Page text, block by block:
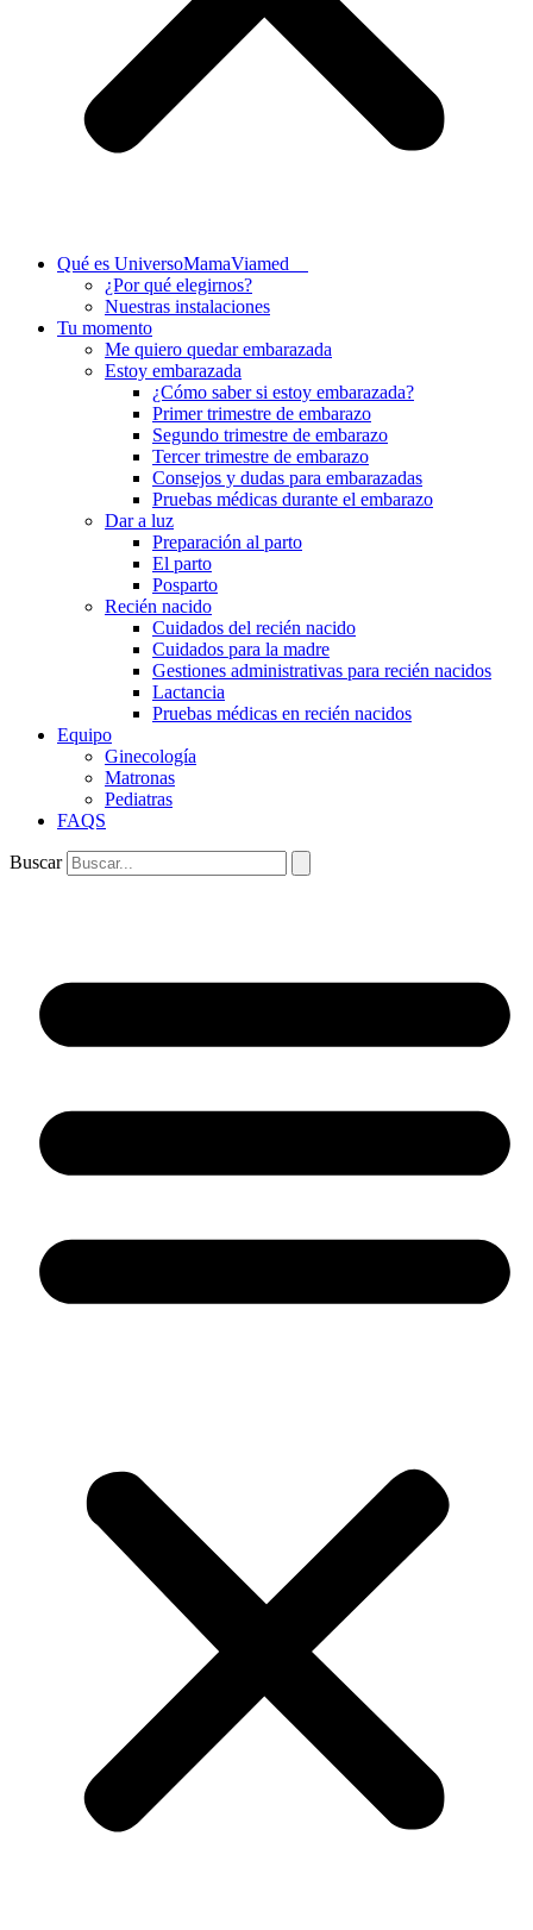
Qué es UniversoMamaViamed
¿Por qué elegirnos?
Nuestras instalaciones
Tu momento
Me quiero quedar embarazada
Estoy embarazada
¿Cómo saber si estoy embarazada?
Primer trimestre de embarazo
Segundo trimestre de embarazo
Tercer trimestre de embarazo
Consejos y dudas para embarazadas
Pruebas médicas durante el embarazo
Dar a luz
Preparación al parto
El parto
Posparto
Recién nacido
Cuidados del recién nacido
Cuidados para la madre
Gestiones administrativas para recién nacidos
Lactancia
Pruebas médicas en recién nacidos
Equipo
Ginecología
Matronas
Pediatras
FAQS
Buscar